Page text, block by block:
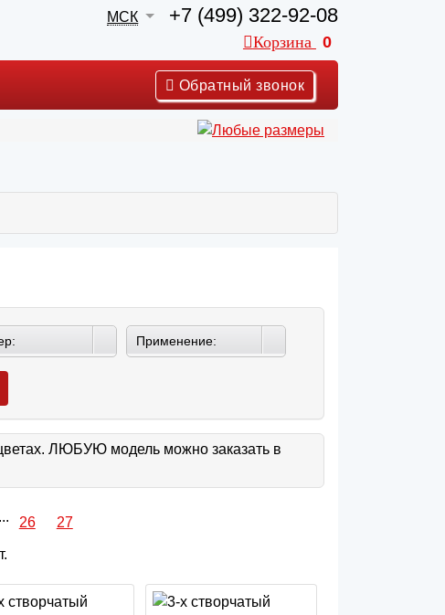
МСК +7 (499) 322-92-08
Корзина 0
Обратный звонок
Применение:
ЛЮБУЮ модель можно заказать в
... 26 27